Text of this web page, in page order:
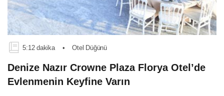
5:12 dakika • Otel Düğünü
Denize Nazır Crowne Plaza Florya Otel’de
Evlenmenin Keyfine Varın